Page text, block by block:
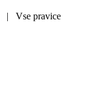
| Vse pravice